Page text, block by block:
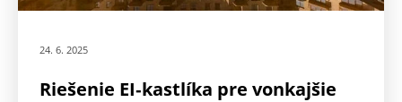
24. 6. 2025
Riešenie EI‑kastlíka pre vonkajšie